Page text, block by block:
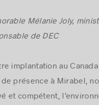
MélanieJoly,
de DEC
implantation auCanada
présence à Mirabel,
et compétent,